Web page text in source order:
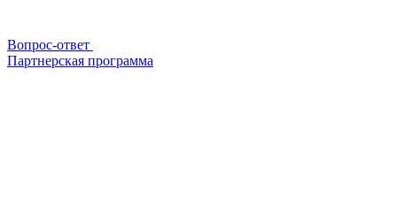
Вопрос-ответ
Партнерская программа